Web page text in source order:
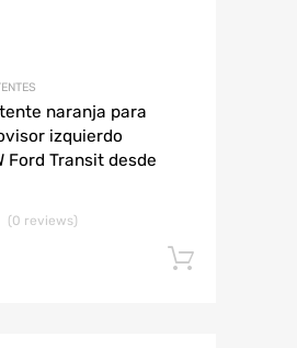
naranja para
izquierdo
Ford Transit desde
(0 reviews)